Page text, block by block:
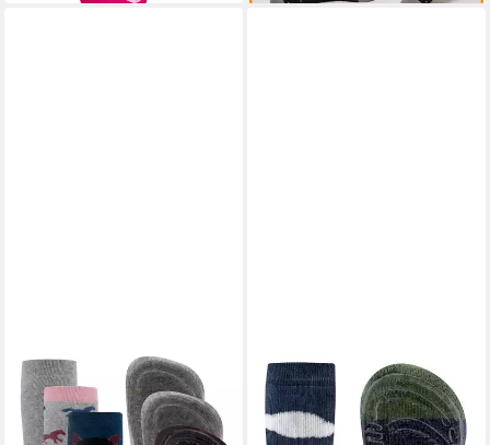
EWERSABS-Socken
Stoppersocken Pferd
12,99 €